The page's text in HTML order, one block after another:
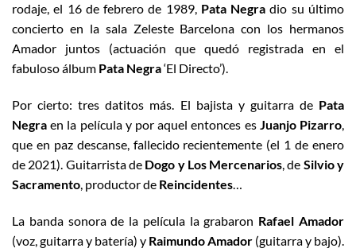
rodaje, el 16 de febrero de 1989,Pata Negra dio su último
concierto en la sala Zeleste Barcelona con los hermanos
Amador juntos (actuación que quedó registrada en el
fabuloso álbum Pata Negra‘El Directo’).
Por cierto: tres datitos más. El bajista y guitarra dePata
Negra en la película y por aquel entonces es Juanjo Pizarro,
que en paz descanse, fallecido recientemente (el 1 de enero
de 2021). Guitarrista de Dogo y Los Mercenarios, de Silvio y
Sacramento, productor de Reincidentes…
La banda sonora de la película la grabaron Rafael Amador
(voz, guitarra y batería) y Raimundo Amador (guitarra y bajo).